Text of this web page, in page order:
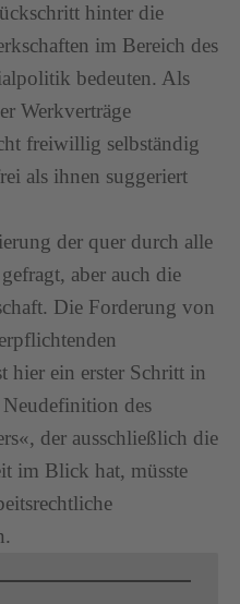
hinter die
im Bereich des
bedeuten. Als
Werkverträge
freiwillig selbständig
als ihnen suggeriert
der quer durch alle
aber auch die
Die Forderung von
hier ein erster Schritt in
des
der ausschließlich die
im Blick hat, müsste